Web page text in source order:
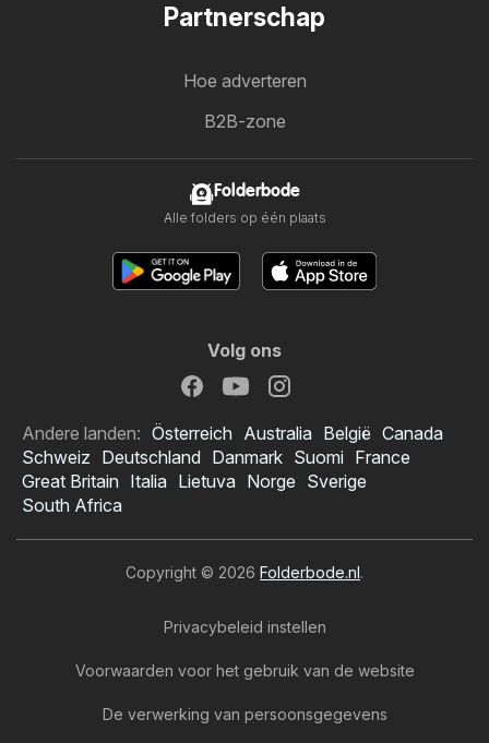
Boni folder
Partnerschap
Hoe adverteren
B2B-zone
Folderbode
Alle folders op één plaats
Volg ons
Andere landen: Österreich Australia België Canada
Schweiz Deutschland Danmark Suomi France
Great Britain Italia Lietuva Norge Sverige
South Africa
Copyright © 2026 Folderbode.nl.
Privacybeleid instellen
Voorwaarden voor het gebruik van de website
De verwerking van persoonsgegevens